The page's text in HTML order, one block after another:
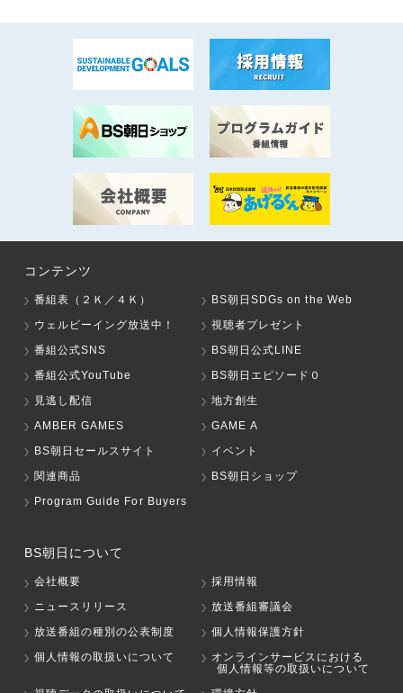
コンテンツ
番組表（２Ｋ／４Ｋ）
BS朝日SDGs on the Web
ウェルビーイング放送中！
視聴者プレゼント
番組公式SNS
BS朝日公式LINE
番組公式YouTube
BS朝日エピソード０
見逃し配信
地方創生
AMBER GAMES
GAME A
BS朝日セールスサイト
イベント
関連商品
BS朝日ショップ
Program Guide For Buyers
BS朝日について
会社概要
採用情報
ニュースリリース
放送番組審議会
放送番組の種別の公表制度
個人情報保護方針
個人情報の取扱いについて
オンラインサービスにおける
個人情報等の取扱いについて